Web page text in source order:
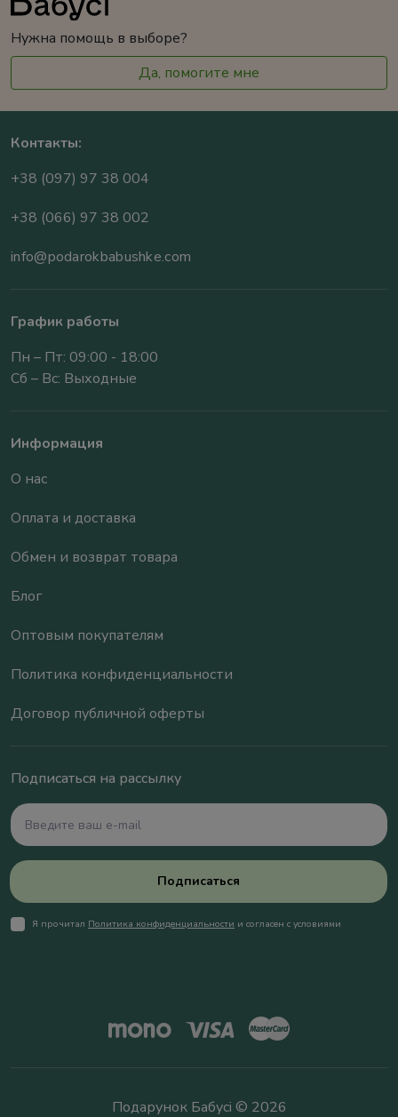
Нужна помощь в выборе?
Да, помогите мне
Контакты:
+38 (097) 97 38 004
+38 (066) 97 38 002
info@podarokbabushke.com
График работы
Пн – Пт: 09:00 - 18:00
Сб – Вс: Выходные
Информация
О нас
Оплата и доставка
Обмен и возврат товара
Блог
Оптовым покупателям
Политика конфиденциальности
Договор публичной оферты
Подписаться на рассылку
Подписаться
Я прочитал Политика конфиденциальности и согласен с условиями
Подарунок Бабусі © 2026